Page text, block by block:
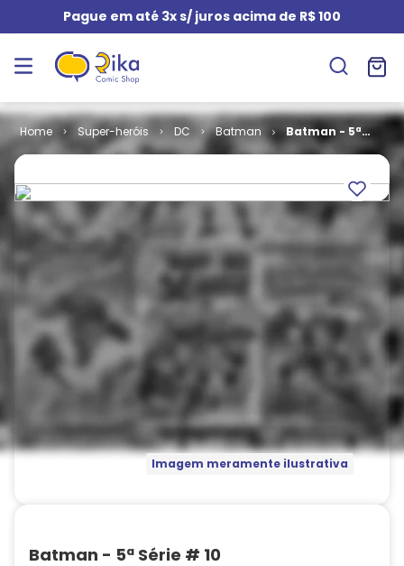
Pague em até 3x s/ juros acima de R$ 100
Super-heróis DC Batman
Batman - 5ª
Série # 10
Imagem meramente ilustrativa
Batman - 5ª Série # 10